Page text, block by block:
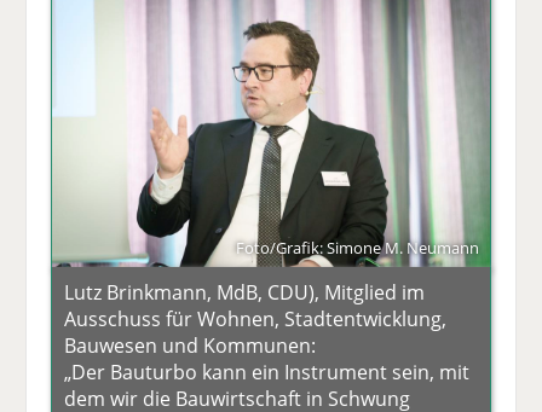
Foto/Grafik: Simone M. Neumann
Lutz Brinkmann, MdB, CDU), Mitglied im
Ausschuss für Wohnen, Stadtentwicklung,
Bauwesen und Kommunen:
„Der Bauturbo kann ein Instrument sein, mit
dem wir die Bauwirtschaft in Schwung